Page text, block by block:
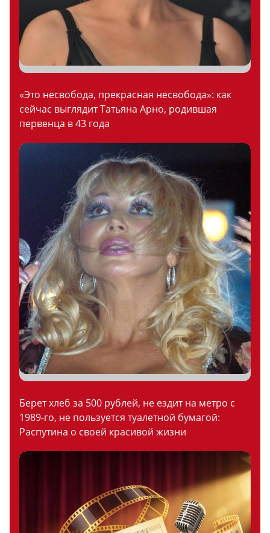
«Это несвобода, прекрасная несвобода»: как
сейчас выглядит Татьяна Арно, родившая
первенца в 43 года
Берет хлеб за 500 рублей, не ездит на метро с
1989-го, не пользуется туалетной бумагой:
Распутина о своей красивой жизни